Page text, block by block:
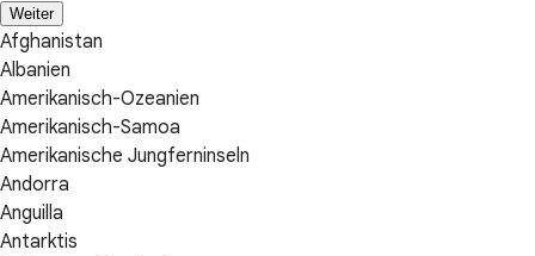
Weiter
Afghanistan
Albanien
Amerikanisch-Ozeanien
Amerikanisch-Samoa
Amerikanische Jungferninseln
Andorra
Anguilla
Antarktis